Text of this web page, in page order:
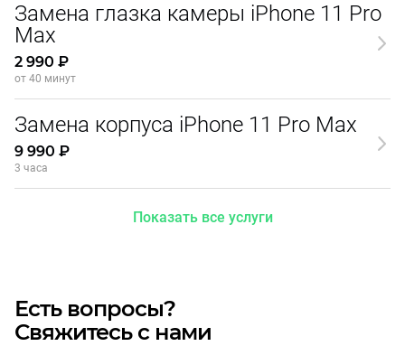
Замена глазка камеры iPhone 11 Pro
Max
2 990 ₽
от 40 минут
Замена корпуса iPhone 11 Pro Max
9 990 ₽
3 часа
Показать все услуги
Есть вопросы?
Свяжитесь с нами